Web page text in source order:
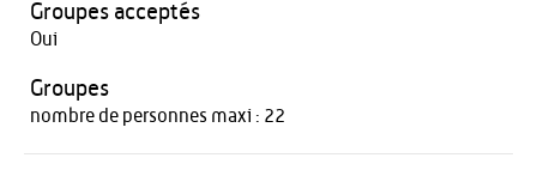
Groupes acceptés
Oui
Groupes
nombre de personnes maxi : 22